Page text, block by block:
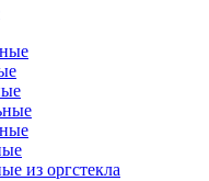
из оргстекла